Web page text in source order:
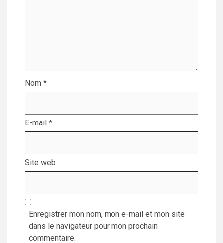
Nom *
E-mail *
Site web
Enregistrer mon nom, mon e-mail et mon site
dans le navigateur pour mon prochain
commentaire.